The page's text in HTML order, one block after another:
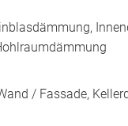
/ Fassade,